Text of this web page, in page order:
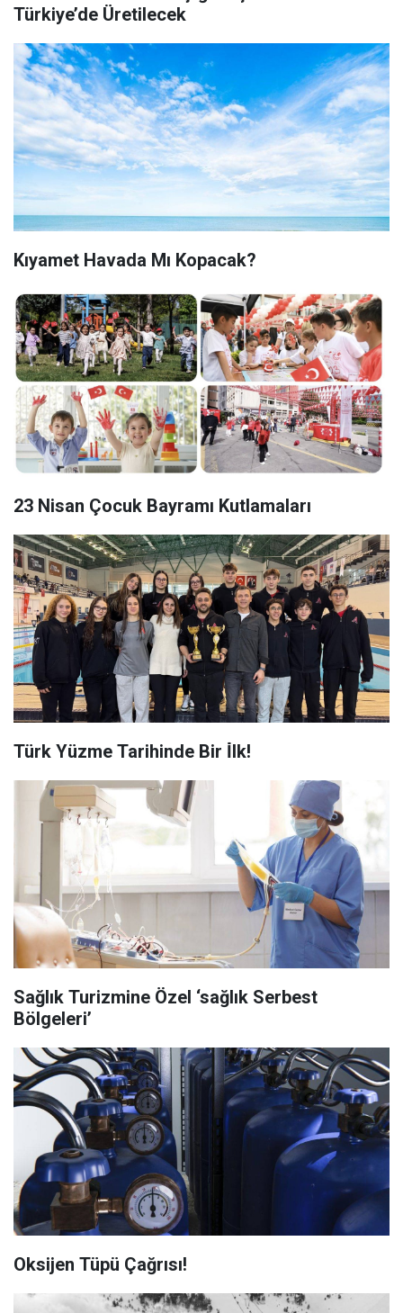
Türkiye’de Üretilecek
Kıyamet Havada Mı Kopacak?
23 Nisan Çocuk Bayramı Kutlamaları
Türk Yüzme Tarihinde Bir İ̇lk!
Sağlık Turizmine Özel ‘sağlık Serbest
Bölgeleri’
Oksijen Tüpü Çağrısı!